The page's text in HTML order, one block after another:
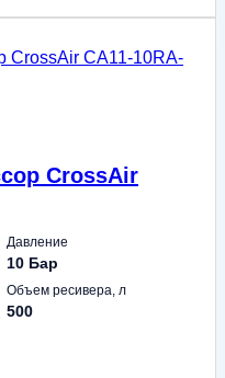
CrossAir
Давление
10 Бар
Объем ресивера, л
500